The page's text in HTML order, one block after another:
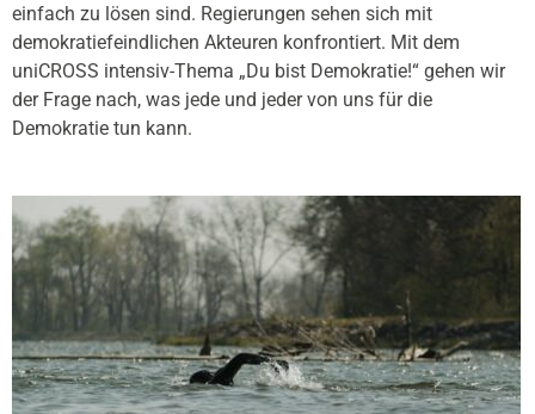
einfach zu lösen sind. Regierungen sehen sich mit
demokratiefeindlichen Akteuren konfrontiert. Mit dem
uniCROSS intensiv-Thema „Du bist Demokratie!“ gehen wir
der Frage nach, was jede und jeder von uns für die
Demokratie tun kann.